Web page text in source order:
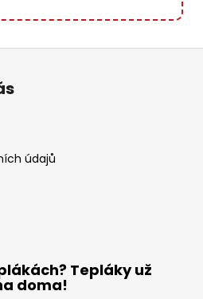
údajů
Tepláky už
doma!